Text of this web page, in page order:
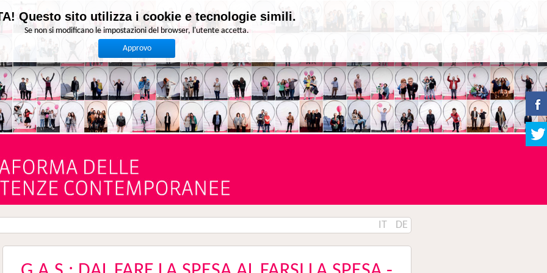
IT DE
Questo sito utilizza i cookie e tecnologie simili.
Se non si modificano le impostazioni del browser, l'utente accetta.
Approvo